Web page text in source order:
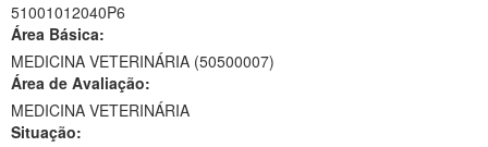
Ministério da Saúde
Ministério de Minas e Energia
Ministério da Ciência, Tecnologia, Inovações e Comunicações
Ministério do Meio Ambiente
51001012040P6
Área Básica:
MEDICINA VETERINÁRIA (50500007)
Área de Avaliação:
MEDICINA VETERINÁRIA
Situação: